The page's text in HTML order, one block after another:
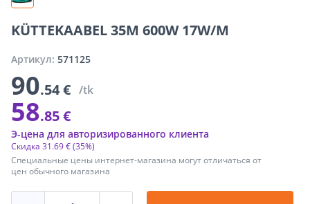
KÜTTEKAABEL 35M 600W 17W/M
Артикул: 571125
90.54 € /tk
58.85 €
Специальные цены интернет-магазина могут отличаться от
цен обычного магазина
Скидка 31.69 €(35%)
Э-цена для авторизированного клиента